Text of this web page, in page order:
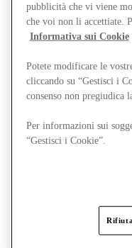
pubblicità che vi viene
che voi non li accettiate.
Informativa sui Cookie
Potete modificare le
cliccando su “Gestisci i
consenso non pregiudica
Per informazioni sui
“Gestisci i Cookie”.